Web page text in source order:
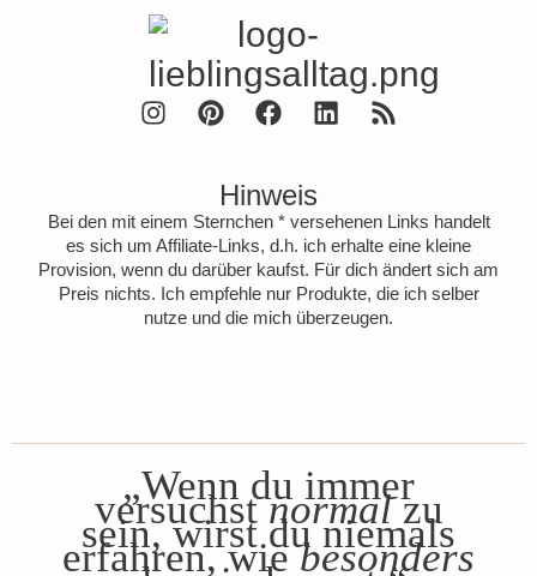
Hinweis
Bei den mit einem Sternchen * versehenen Links handelt
es sich um Affiliate-Links, d.h. ich erhalte eine kleine
Provision, wenn du darüber kaufst. Für dich ändert sich am
Preis nichts. Ich empfehle nur Produkte, die ich selber
nutze und die mich überzeugen.
„Wenn du immer
versuchstnormalzu
sein, wirst du niemals
erfahren, wiebesonders